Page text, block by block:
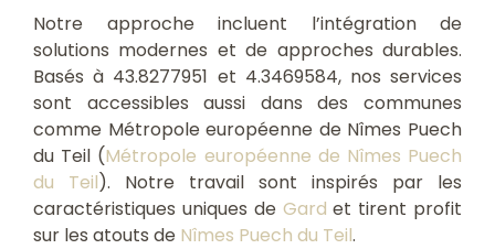
Notre approche incluent l’intégration de
solutions modernes et de approches durables.
Basés à 43.8277951 et 4.3469584, nos services
sont accessibles aussi dans des communes
comme Métropole européenne de Nîmes Puech
du Teil (Métropole européenne de Nîmes Puech
du Teil). Notre travail sont inspirés par les
caractéristiques uniques de Gard et tirent profit
sur les atouts de Nîmes Puech du Teil.